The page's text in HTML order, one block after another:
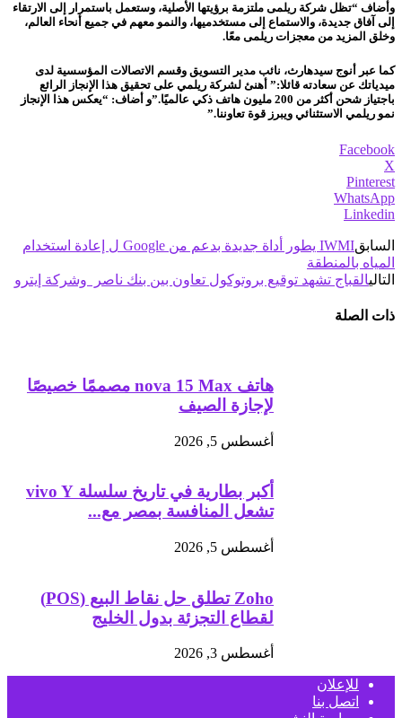
وأضاف “تظل شركة ريلمى ملتزمة برؤيتها الأصلية، وستعمل باستمرار إلى الارتقاء
إلى آفاق جديدة، والاستماع إلى مستخدميها، والنمو معهم في جميع أنحاء العالم،
وخلق المزيد من معجزات ريلمى معًا.
كما عبر أنوج سيدهارث، نائب مدير التسويق وقسم الاتصالات المؤسسية لدى
ميدياتك عن سعادته قائلا:” أهنئ لشركة ريلمي على تحقيق هذا الإنجاز الرائع
باجتياز شحن أكثر من 200 مليون هاتف ذكي عالميًا.”و أضاف: “يعكس هذا الإنجاز
نمو ريلمي الاستثنائي ويبرز قوة تعاوننا.”
Facebook
X
Pinterest
WhatsApp
Linkedin
السابق
IWMI يطور أداة جديدة بدعم من Google ل إعادة استخدام
المياه بالمنطقة
التاليالقباج تشهد توقيع بروتوكول تعاون بين بنك ناصر وشركة إيترو
ذات الصلة
هاتف nova 15 Max مصممًا خصيصًا
لإجازة الصيف
أغسطس 5, 2026
أكبر بطارية في تاريخ سلسلة vivo Y
تشعل المنافسة بمصر مع...
أغسطس 5, 2026
Zoho تطلق حل نقاط البيع (POS)
لقطاع التجزئة بدول الخليج
أغسطس 3, 2026
للإعلان
اتصل بنا